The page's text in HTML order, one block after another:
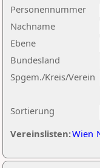
Nachname
Ebene
Sortierung
Personennummer
Bundesland
Spgem./Kreis/Verein
Vereinslisten:Wien